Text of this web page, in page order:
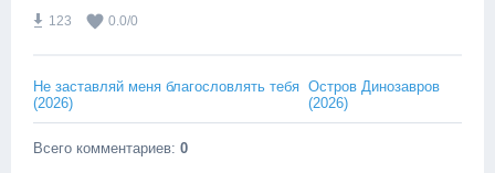
123
0.0/0
Не заставляй меня благословлять тебя
(2026)
Остров Динозавров
(2026)
Всего комментариев: 0